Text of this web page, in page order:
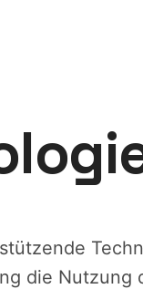
die Nutzung